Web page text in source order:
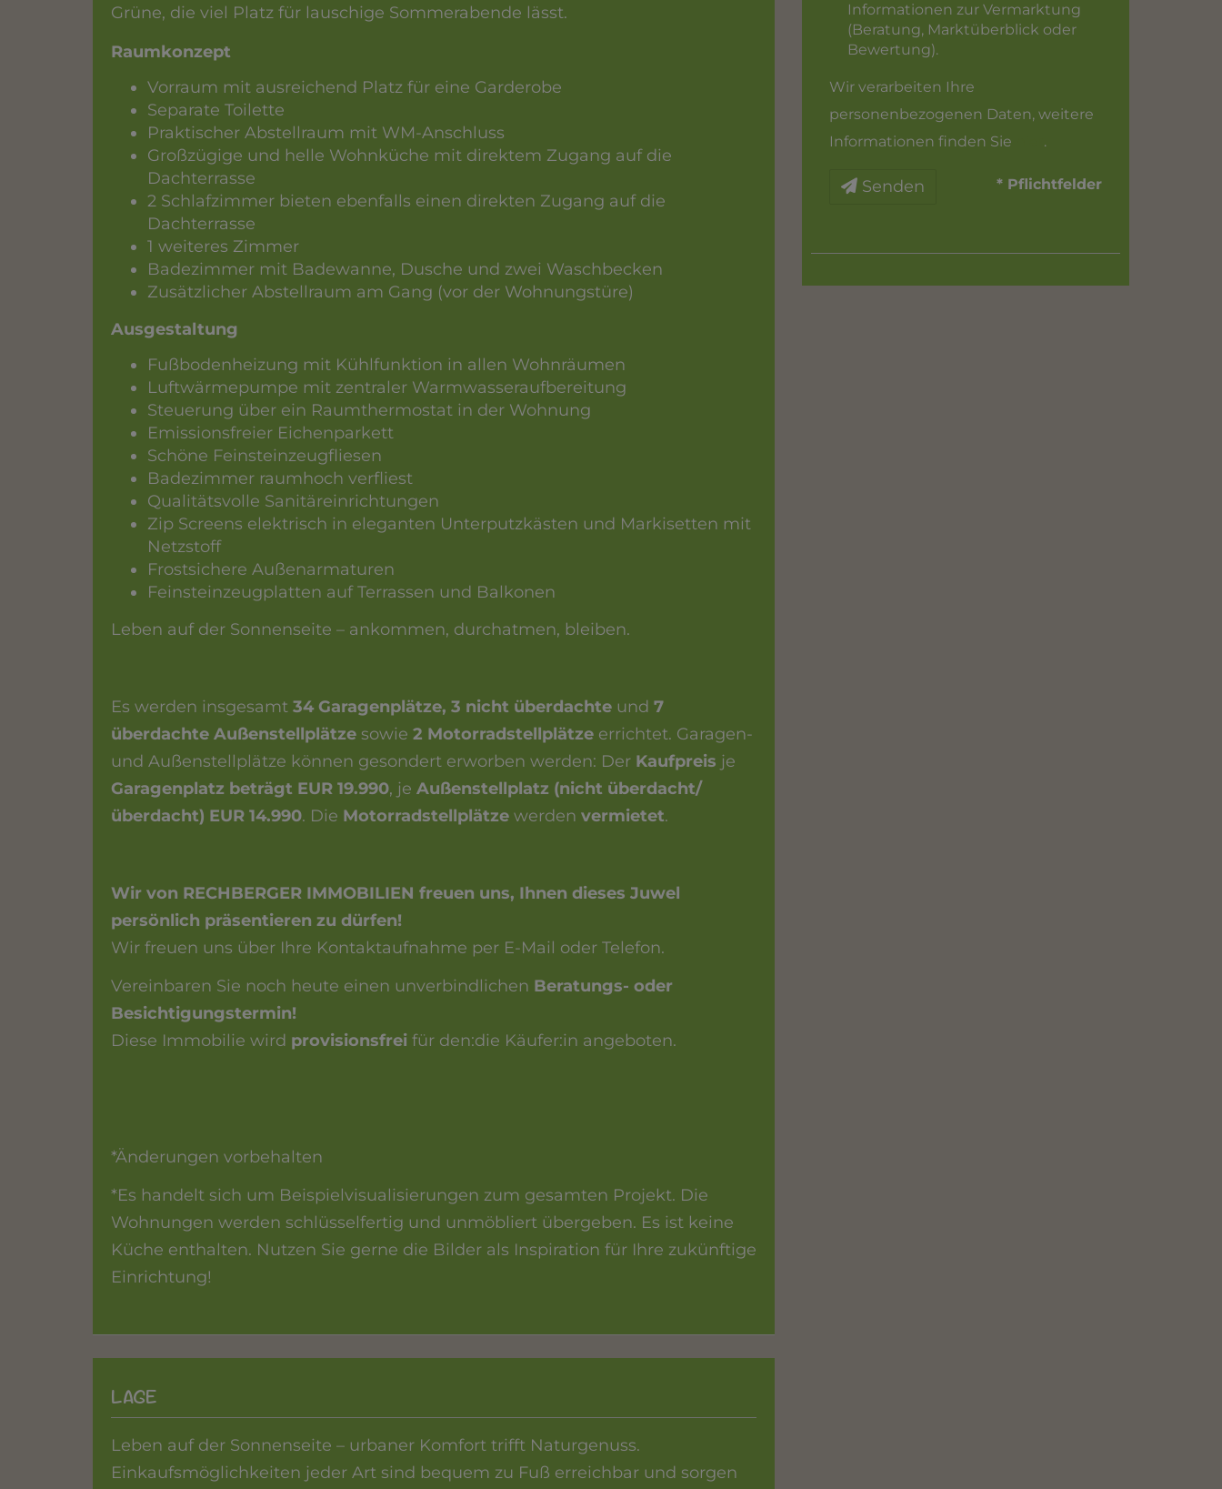
Grüne, die viel Platz für lauschige Sommerabende lässt.
Raumkonzept
Vorraum mit ausreichend Platz für eine Garderobe
Separate Toilette
Praktischer Abstellraum mit WM-Anschluss
Großzügige und helle Wohnküche mit direktem Zugang auf die
Dachterrasse
2 Schlafzimmer bieten ebenfalls einen direkten Zugang auf die
Dachterrasse
1 weiteres Zimmer
Badezimmer mit Badewanne, Dusche und zwei Waschbecken
Zusätzlicher Abstellraum am Gang (vor der Wohnungstüre)
Ausgestaltung
Fußbodenheizung mit Kühlfunktion in allen Wohnräumen
Luftwärmepumpe mit zentraler Warmwasseraufbereitung
Steuerung über ein Raumthermostat in der Wohnung
Emissionsfreier Eichenparkett
Schöne Feinsteinzeugfliesen
Badezimmer raumhoch verfliest
Qualitätsvolle Sanitäreinrichtungen
Zip Screens elektrisch in eleganten Unterputzkästen und Markisetten mit
Netzstoff
Frostsichere Außenarmaturen
Feinsteinzeugplatten auf Terrassen und Balkonen
Leben auf der Sonnenseite – ankommen, durchatmen, bleiben.
Es werden insgesamt 34 Garagenplätze, 3 nicht überdachte und 7
überdachte Außenstellplätze sowie 2 Motorradstellplätze errichtet. Garagen-
und Außenstellplätze können gesondert erworben werden: Der Kaufpreis je
Garagenplatz beträgt EUR 19.990, je Außenstellplatz (nicht überdacht/
überdacht) EUR 14.990. Die Motorradstellplätze werden vermietet.
Wir von RECHBERGER IMMOBILIEN freuen uns, Ihnen dieses Juwel
persönlich präsentieren zu dürfen!
Wir freuen uns über Ihre Kontaktaufnahme per E-Mail oder Telefon.
Vereinbaren Sie noch heute einen unverbindlichen Beratungs- oder
Besichtigungstermin!
Diese Immobilie wird provisionsfrei für den:die Käufer:in angeboten.
*Änderungen vorbehalten
*Es handelt sich um Beispielvisualisierungen zum gesamten Projekt. Die
Wohnungen werden schlüsselfertig und unmöbliert übergeben. Es ist keine
Küche enthalten. Nutzen Sie gerne die Bilder als Inspiration für Ihre zukünftige
Einrichtung!
LAGE
Leben auf der Sonnenseite – urbaner Komfort trifft Naturgenuss.
Einkaufsmöglichkeiten jeder Art sind bequem zu Fuß erreichbar und sorgen
Informationen zur Vermarktung
(Beratung, Marktüberblick oder
Bewertung).
Wir verarbeiten Ihre
personenbezogenen Daten, weitere
Informationen finden Sie
.
Senden * Pflichtfelder